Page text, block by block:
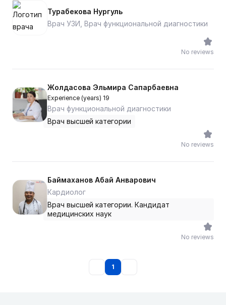
Турабекова Нургуль
Врач УЗИ, Врач функциональной диагностики
No reviews
Жолдасова Эльмира Сапарбаевна
Experience (years) 19
Врач функциональной диагностики
Врач высшей категории
No reviews
Баймаханов Абай Анварович
Кардиолог
Врач высшей категории. Кандидат
медицинских наук
No reviews
1